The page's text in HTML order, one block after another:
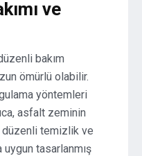
ve
bakım
ömürlü olabilir.
yöntemleri
asfalt zeminin
düzenli temizlik ve
uygun tasarlanmış